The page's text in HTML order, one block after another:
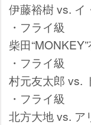
伊藤裕樹 vs. イ
・フライ級
柴田
・フライ級
村元友太郎 vs.
・フライ級
北方大地 vs. ア